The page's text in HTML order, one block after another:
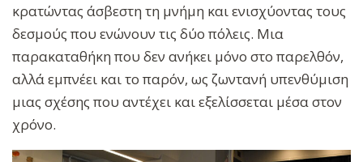
κρατώντας άσβεστη τη μνήμη και ενισχύοντας τους
δεσμούς που ενώνουν τις δύο πόλεις. Μια
παρακαταθήκη που δεν ανήκει μόνο στο παρελθόν,
αλλά εμπνέει και το παρόν, ως ζωντανή υπενθύμιση
μιας σχέσης που αντέχει και εξελίσσεται μέσα στον
χρόνο.